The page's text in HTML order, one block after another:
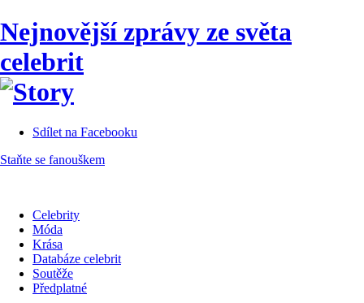
Nejnovější zprávy ze světa
celebrit
Sdílet na Facebooku
Staňte se fanouškem
Celebrity
Móda
Krása
Databáze celebrit
Soutěže
Předplatné